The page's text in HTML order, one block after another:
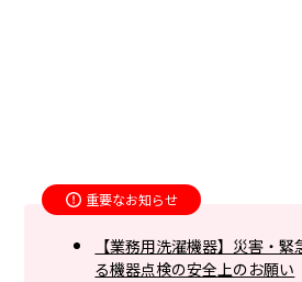
重要なお知らせ
【業務用洗濯機器】災害・
る機器点検の安全上のお願い